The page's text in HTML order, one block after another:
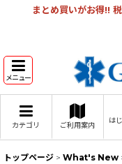
まとめ買いがお得!!
メニュー
カテゴリ ご利用案内
は
トップページ > What's New